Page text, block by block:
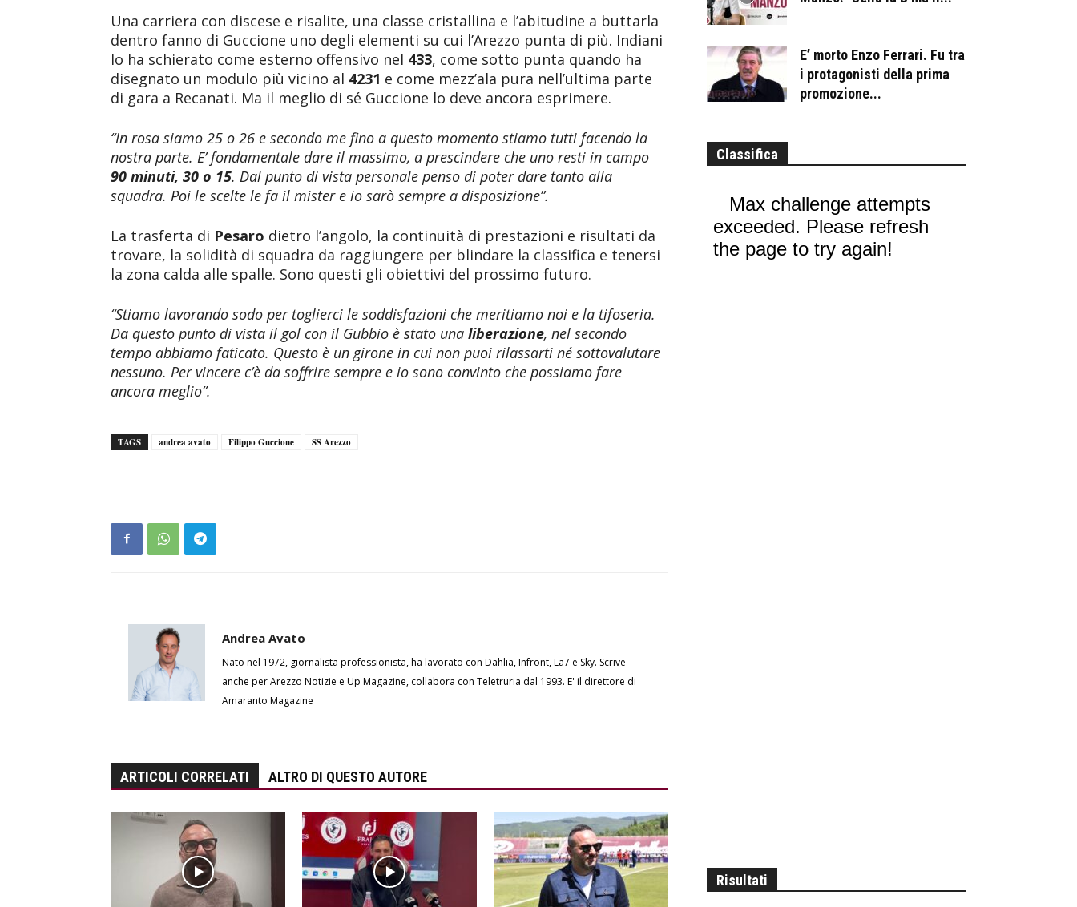
Una carriera con discese e risalite, una classe cristallina e l’abitudine a buttarla
dentro fanno di Guccione uno degli elementi su cui l’Arezzo punta di più. Indiani
lo ha schierato come esterno offensivo nel 433, come sotto punta quando ha
disegnato un modulo più vicino al 4231 e come mezz’ala pura nell’ultima parte
di gara a Recanati. Ma il meglio di sé Guccione lo deve ancora esprimere.
“In rosa siamo 25 o 26 e secondo me fino a questo momento stiamo tutti facendo la
nostra parte. E’ fondamentale dare il massimo, a prescindere che uno resti in campo
90 minuti, 30 o 15. Dal punto di vista personale penso di poter dare tanto alla
squadra. Poi le scelte le fa il mister e io sarò sempre a disposizione”.
La trasferta di Pesaro dietro l’angolo, la continuità di prestazioni e risultati da
trovare, la solidità di squadra da raggiungere per blindare la classifica e tenersi
la zona calda alle spalle. Sono questi gli obiettivi del prossimo futuro.
“Stiamo lavorando sodo per toglierci le soddisfazioni che meritiamo noi e la tifoseria.
Da questo punto di vista il gol con il Gubbio è stato una liberazione, nel secondo
tempo abbiamo faticato. Questo è un girone in cui non puoi rilassarti né sottovalutare
nessuno. Per vincere c’è da soffrire sempre e io sono convinto che possiamo fare
ancora meglio”.
TAGS andrea avato Filippo Guccione SS Arezzo
Andrea Avato
Nato nel 1972, giornalista professionista, ha lavorato con Dahlia, Infront, La7 e Sky. Scrive
anche per Arezzo Notizie e Up Magazine, collabora con Teletruria dal 1993. E' il direttore di
Amaranto Magazine
ARTICOLI CORRELATI ALTRO DI QUESTO AUTORE
E’ morto Enzo Ferrari. Fu tra
i protagonisti della prima
promozione...
Classifica
Risultati